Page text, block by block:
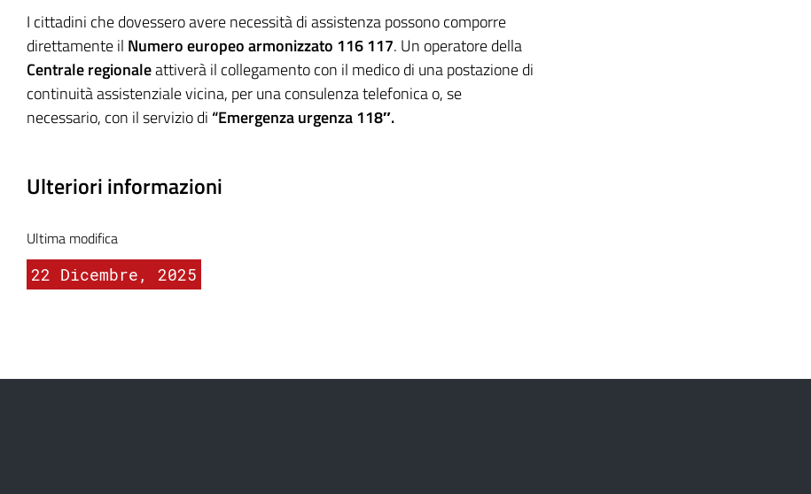
I cittadini che dovessero avere necessità di assistenza possono comporre
direttamente il Numero europeo armonizzato 116 117. Un operatore della
Centrale regionaleattiverà il collegamento con il medico di una postazione di
continuità assistenziale vicina, per una consulenza telefonica o, se
necessario, con il servizio di“Emergenza urgenza 118″.
Ulteriori informazioni
Ultima modifica
22 Dicembre, 2025